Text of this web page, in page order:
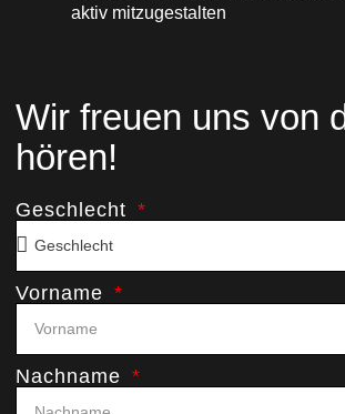
aktiv mitzugestalten
Wir freuen uns von
hören!
Geschlecht
Vorname
Nachname